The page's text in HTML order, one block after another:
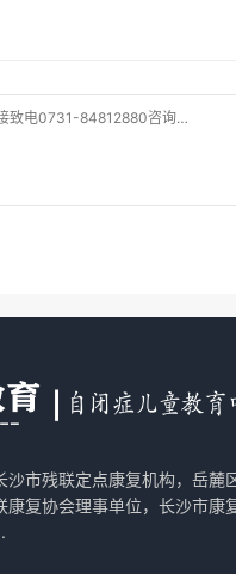
沙市残联定点康复机构，岳麓
复协会理事单位，长沙市康